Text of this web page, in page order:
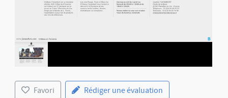
Favori
Rédiger une évaluation